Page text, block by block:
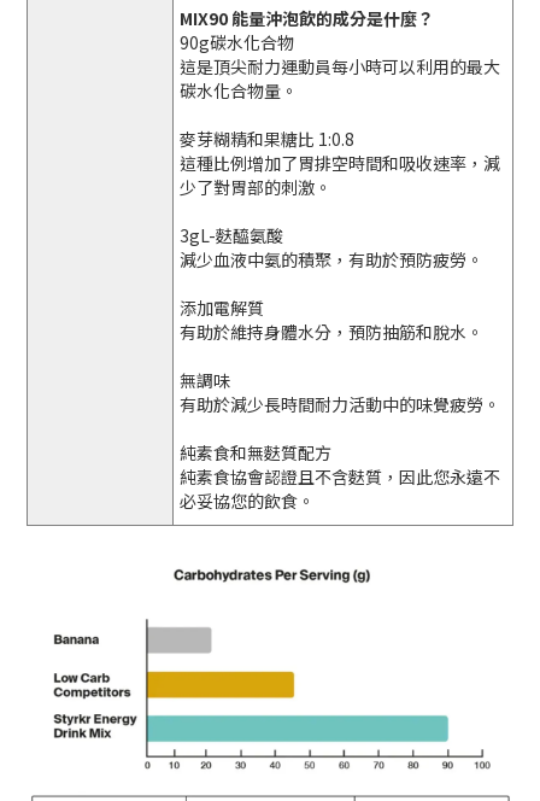
MIX90 能量沖泡飲的成分是什麼？
90g碳水化合物
這是頂尖耐力運動員每小時可以利用的最大
碳水化合物量。
麥芽糊精和果糖比 1:0.8
這種比例增加了胃排空時間和吸收速率，減
少了對胃部的刺激。
3gL-麩醯氨酸
減少血液中氨的積聚，有助於預防疲勞。
添加電解質
有助於維持身體水分，預防抽筋和脫水。
無調味
有助於減少長時間耐力活動中的味覺疲勞。
純素食和無麩質配方
純素食協會認證且不含麩質，因此您永遠不
必妥協您的飲食。